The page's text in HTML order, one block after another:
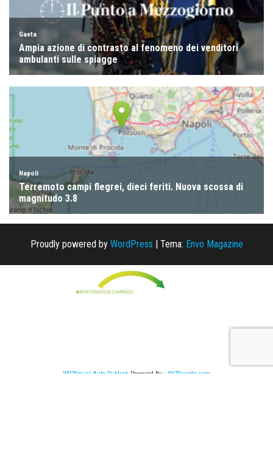
Proudly powered by WordPress | Tema: Envo Magazine
WP2Social Auto Publish Powered By : XYZScripts.com